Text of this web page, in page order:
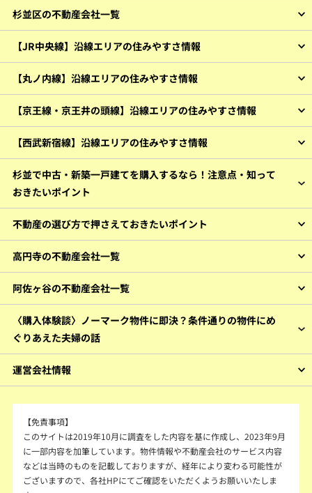
杉並区の不動産会社一覧
【JR中央線】沿線エリアの住みやすさ情報
【丸ノ内線】沿線エリアの住みやすさ情報
【京王線・京王井の頭線】沿線エリアの住みやすさ情報
【西武新宿線】沿線エリアの住みやすさ情報
杉並で中古・新築一戸建てを購入するなら！注意点・知って
おきたいポイント
不動産の選び方で押さえておきたいポイント
高円寺の不動産会社一覧
阿佐ヶ谷の不動産会社一覧
〈購入体験談〉ノーマーク物件に即決？条件通りの物件にめ
ぐりあえた夫婦の話
運営会社情報
【免責事項】
このサイトは2019年10月に調査をした内容を基に作成し、2023年9月
に一部内容を加筆しています。物件情報や不動産会社のサービス内容
などは当時のものを記載しておりますが、経年により変わる可能性が
ございますので、各社HPにてご確認をいただくようお願いいたしま